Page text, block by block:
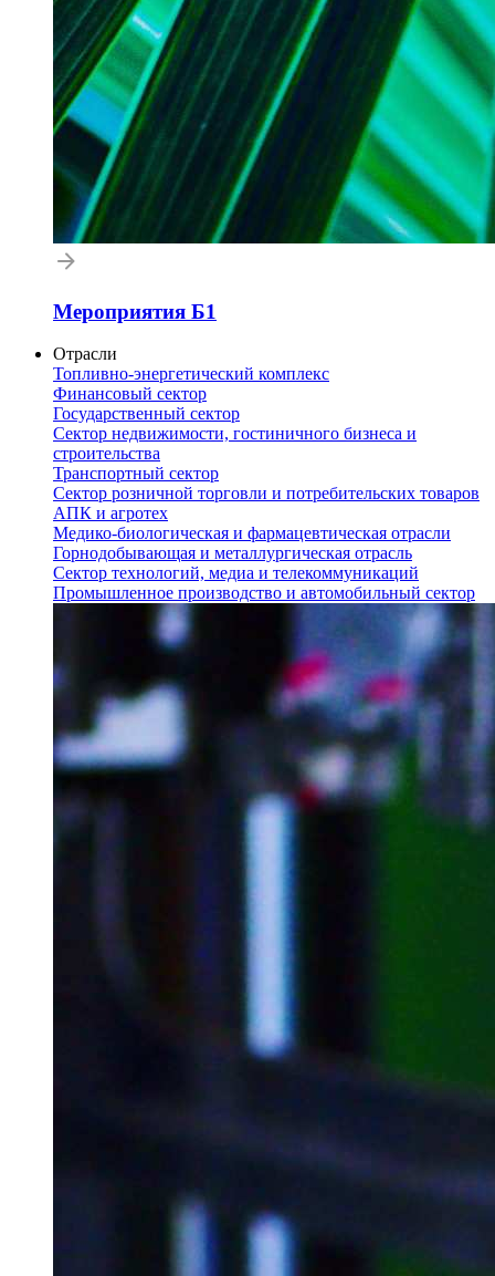
Мероприятия Б1
Отрасли
Топливно-энергетический комплекс
Финансовый сектор
Государственный сектор
Сектор недвижимости, гостиничного бизнеса и
строительства
Транспортный сектор
Сектор розничной торговли и потребительских товаров
АПК и агротех
Медико-биологическая и фармацевтическая отрасли
Горнодобывающая и металлургическая отрасль
Сектор технологий, медиа и телекоммуникаций
Промышленное производство и автомобильный сектор